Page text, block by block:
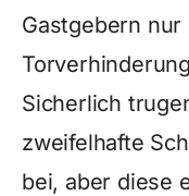
Gastgebern
Sicherlich
zweifelhafte
bei, aber diese